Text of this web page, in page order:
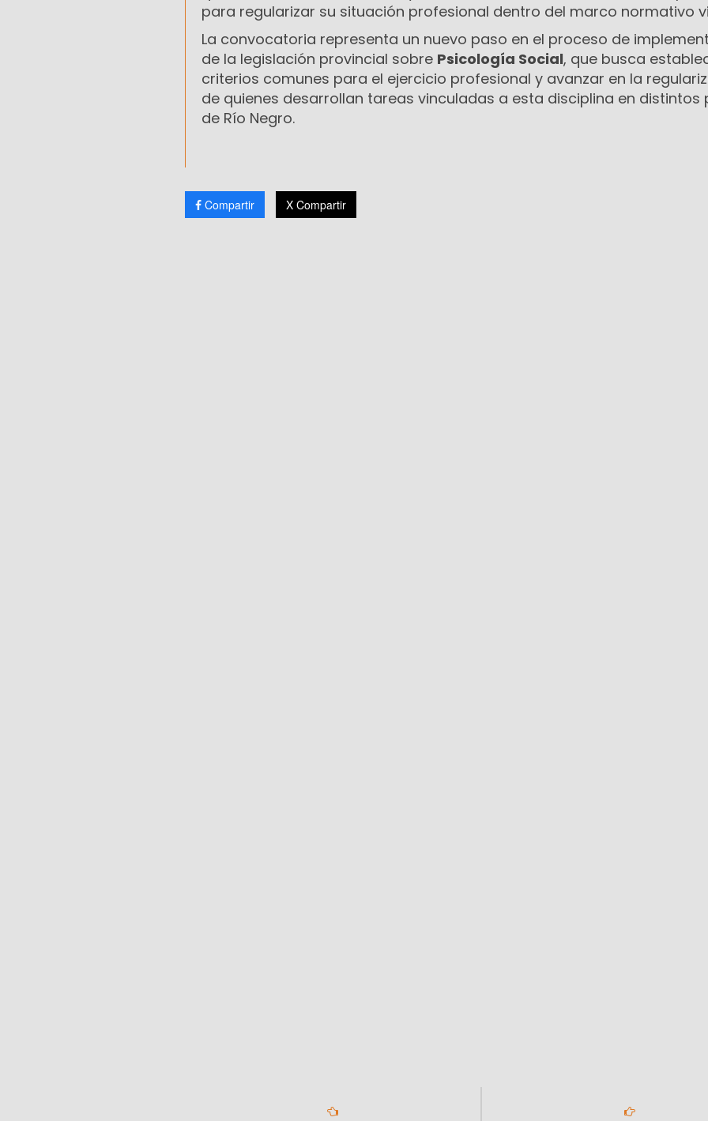
para regularizar su situación profesional dentro del marco normativo
La convocatoria representa un nuevo paso en el proceso de
de la legislación provincial sobre Psicología Social, que busca
criterios comunes para el ejercicio profesional y avanzar en la
de quienes desarrollan tareas vinculadas a esta disciplina en distintos
de Río Negro.
Compartir X Compartir